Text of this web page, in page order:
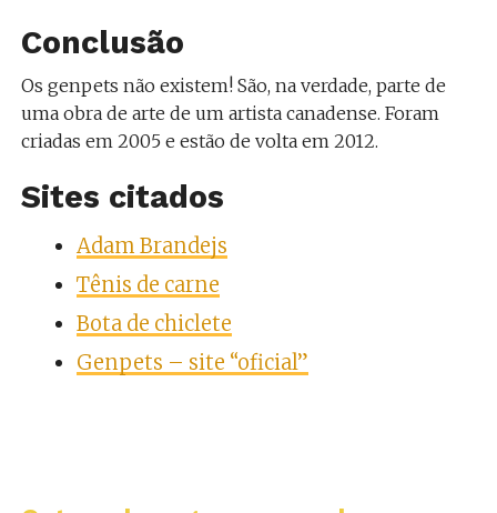
Conclusão
Os genpets não existem! São, na verdade, parte de
uma obra de arte de um artista canadense. Foram
criadas em 2005 e estão de volta em 2012.
Sites citados
Adam Brandejs
Tênis de carne
Bota de chiclete
Genpets – site “oficial”